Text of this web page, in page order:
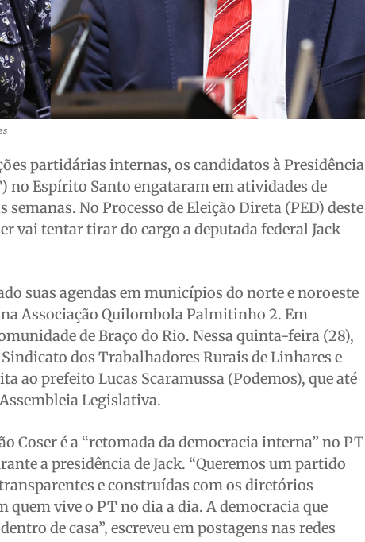
partidárias internas, os candidatos à Presidência
no Espírito Santo engataram em atividades de
No Processo de Eleição Direta (PED) deste
vai tentar tirar do cargo a deputada federal Jack
suas agendas em municípios do norte e noroeste
na Associação Quilombola Palmitinho 2. Em
de Braço do Rio. Nessa quinta-feira (28),
dos Trabalhadores Rurais de Linhares e
ao prefeito Lucas Scaramussa (Podemos), que até
Legislativa.
Coser é a “retomada da democracia interna” no PT
a presidência de Jack. “Queremos um partido
e construídas com os diretórios
vive o PT no dia a dia. A democracia que
de casa”, escreveu em postagens nas redes